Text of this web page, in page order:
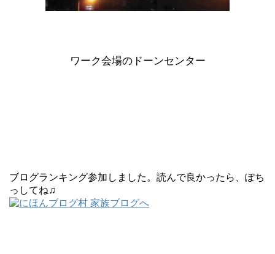
ワーク会場のドーンセンター
ブログランキング参加しました。読んで良かったら、ぽち
っしてね♫